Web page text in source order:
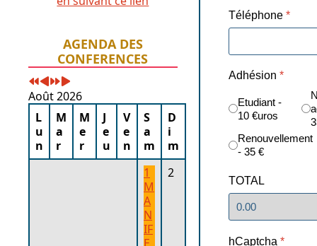
AGENDA DES
CONFERENCES
précédente
précédent
Année
suivante
Mois
suivant
Août 2026
L
u
n
M
a
r
M
e
r
J
e
u
V
e
n
S
a
m
D
i
m
1
M
A
N
IF
2
Téléphone *
Adhésion *
Etudiant -
10 €uros
Renouvellement
- 35 €
TOTAL
hCaptcha *